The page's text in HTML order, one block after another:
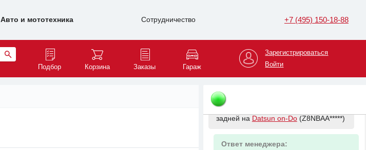
Авто и мототехника Сотрудничество +7 (495) 150-18-88
Подбор Корзина Заказы Гараж
Зарегистрироваться
Войти
(Z8NBAA*****)
NISSAN 552405PA0E Буфер хода
сжатия
6 авг 19:23
Запрос клиента:
задней на Datsun on-Do(Z8NBAA*****)
Ответ менеджера: